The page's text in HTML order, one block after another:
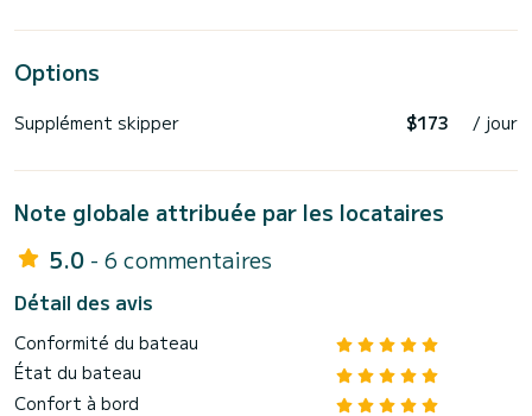
Options
Supplément skipper $173 / jour
Note globale attribuée par les locataires
5.0 - 6 commentaires
Détail des avis
Conformité du bateau
État du bateau
Confort à bord